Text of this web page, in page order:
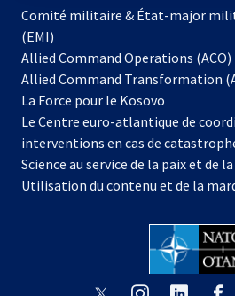
Comité militaire & État-major
(EMI)
Allied Command Operations (ACO)
Allied Command Transformation
La Force pour le Kosovo
dans
un
nouvel
onglet
Le Centre euro-atlantique de
interventions en cas de
Science au service de la paix et de
Utilisation du contenu et de la
s’ouvres’ouvres’ouvre